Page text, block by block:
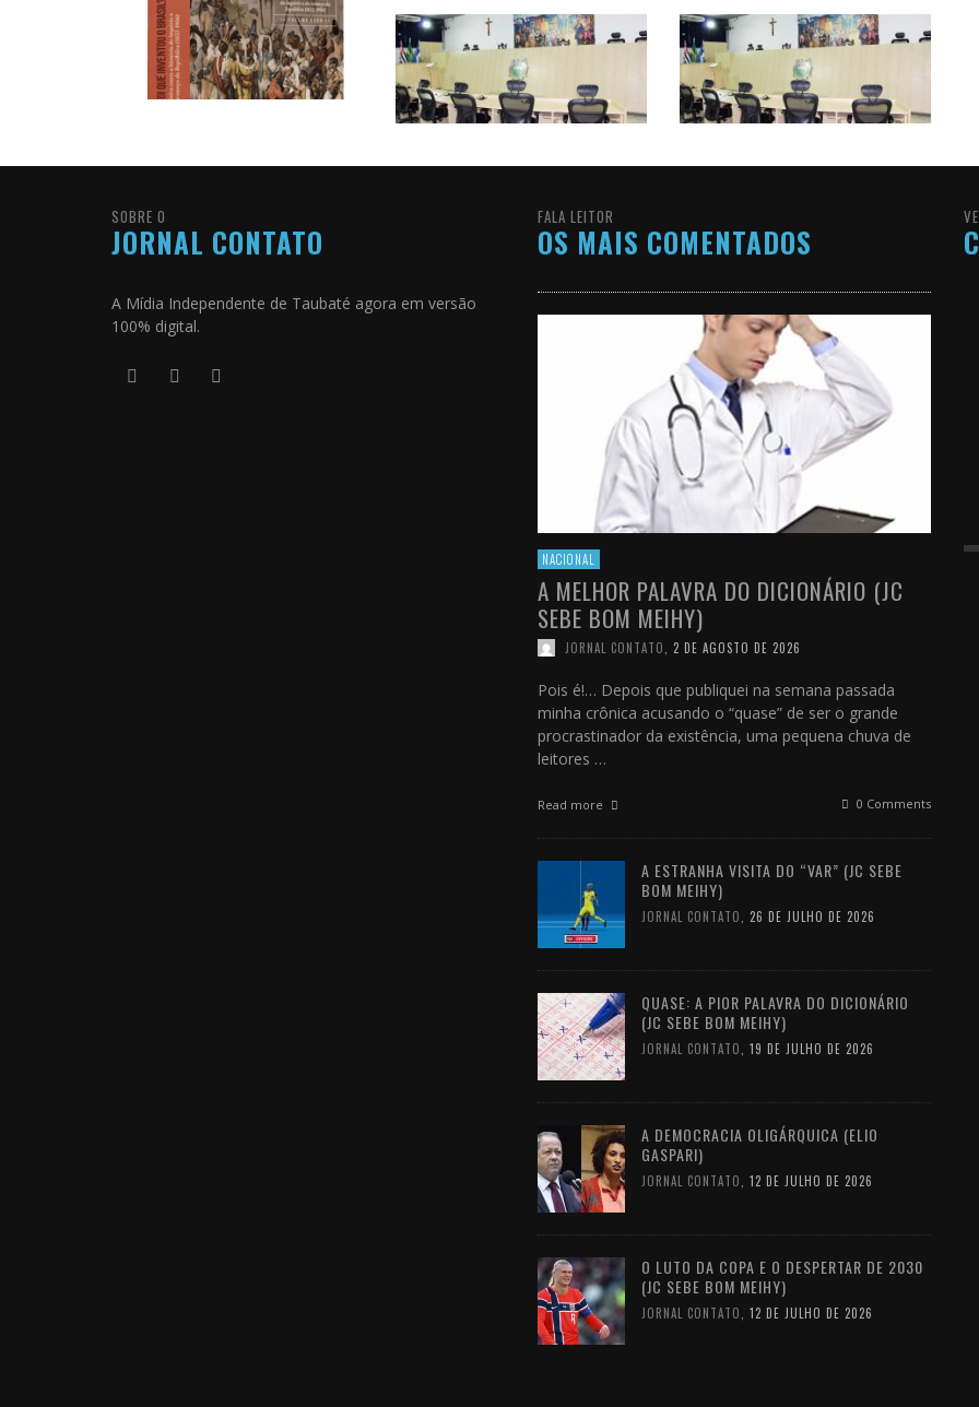
SOBRE O
JORNAL CONTATO
A Mídia Independente de Taubaté agora em versão
100% digital.
FALA LEITOR
OS MAIS COMENTADOS
NACIONAL
A MELHOR PALAVRA DO DICIONÁRIO (JC
SEBE BOM MEIHY)
JORNAL CONTATO 2 DE AGOSTO DE 2026
Pois é!… Depois que publiquei na semana passada
minha crônica acusando o “quase” de ser o grande
procrastinador da existência, uma pequena chuva de
leitores …
Read more 0 Comments
A ESTRANHA VISITA DO “VAR” (JC SEBE
BOM MEIHY)
JORNAL CONTATO 26 DE JULHO DE 2026
QUASE: A PIOR PALAVRA DO DICIONÁRIO
(JC SEBE BOM MEIHY)
JORNAL CONTATO 19 DE JULHO DE 2026
A DEMOCRACIA OLIGÁRQUICA (ELIO
GASPARI)
JORNAL CONTATO 12 DE JULHO DE 2026
O LUTO DA COPA E O DESPERTAR DE 2030
(JC SEBE BOM MEIHY)
JORNAL CONTATO 12 DE JULHO DE 2026